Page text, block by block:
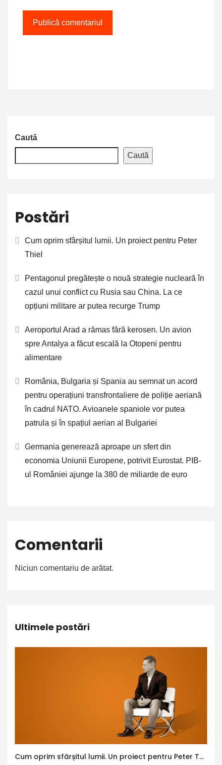
Caută
Caută
Postări
Cum oprim sfârșitul lumii. Un proiect pentru Peter
Thiel
Pentagonul pregătește o nouă strategie nucleară în
cazul unui conflict cu Rusia sau China. La ce
opțiuni militare ar putea recurge Trump
Aeroportul Arad a rămas fără kerosen. Un avion
spre Antalya a făcut escală la Otopeni pentru
alimentare
România, Bulgaria și Spania au semnat un acord
pentru operațiuni transfrontaliere de poliție aeriană
în cadrul NATO. Avioanele spaniole vor putea
patrula și în spațiul aerian al Bulgariei
Germania generează aproape un sfert din
economia Uniunii Europene, potrivit Eurostat. PIB-
ul României ajunge la 380 de miliarde de euro
Comentarii
Niciun comentariu de arătat.
Ultimele postări
Cum oprim sfârșitul lumii. Un proiect pentru Peter Thiel